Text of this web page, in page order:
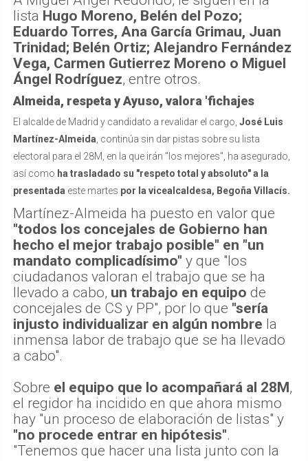
lista Hugo Moreno, Belén del Pozo;
Eduardo Torres, Ana García Grimau, Juan
Trinidad; Belén Ortiz; Alejandro Fernández
Vega, Carmen Gutierrez Moreno o Miguel
Ángel Rodríguez, entre otros.
Almeida, respeta y Ayuso, valora 'fichajes
El alcalde de Madrid y candidato a revalidar el cargo, José Luis
Martínez-Almeida , continúa sin dar pistas sobre su lista
electoral para el 28M, en la que irán "los mejores", ha asegurado,
así como ha trasladado su "respeto total y absoluto" a la
presentada este martes por la vicealcaldesa, Begoña Villacís.
Martínez-Almeida ha puesto en valor que
"todos los concejales de Gobierno han
hecho el mejor trabajo posible" en "un
mandato complicadísimo" y que "los
ciudadanos valoran el trabajo que se ha
llevado a cabo, un trabajo en equipo de
concejales de CS y PP", por lo que "sería
injusto individualizar en algún nombre la
inmensa labor de trabajo que se ha llevado
a cabo".
Sobre el equipo que lo acompañará al 28M,
el regidor ha incidido en que ahora mismo
hay "un proceso de elaboración de listas" y
"no procede entrar en hipótesis".
"Tenemos que hacer una lista junto con la